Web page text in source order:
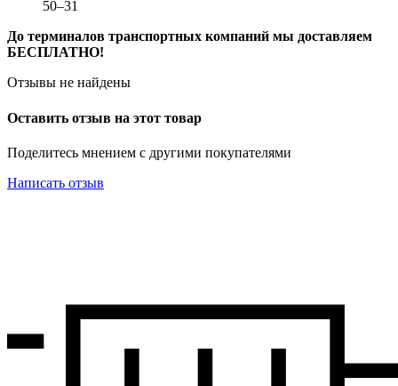
50‒31
До терминалов транспортных компаний мы доставляем
БЕСПЛАТНО!
Отзывы не найдены
Оставить отзыв на этот товар
Поделитесь мнением с другими покупателями
Написать отзыв